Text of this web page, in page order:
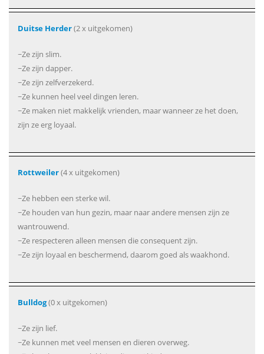
Duitse Herder(2 x uitgekomen)
~Ze zijn slim.
~Ze zijn dapper.
~Ze zijn zelfverzekerd.
~Ze kunnen heel veel dingen leren.
~Ze maken niet makkelijk vrienden, maar wanneer ze het doen,
zijn ze erg loyaal.
Rottweiler(4 x uitgekomen)
~Ze hebben een sterke wil.
~Ze houden van hun gezin, maar naar andere mensen zijn ze
wantrouwend.
~Ze respecteren alleen mensen die consequent zijn.
~Ze zijn loyaal en beschermend, daarom goed als waakhond.
Bulldog(0 x uitgekomen)
~Ze zijn lief.
~Ze kunnen met veel mensen en dieren overweg.